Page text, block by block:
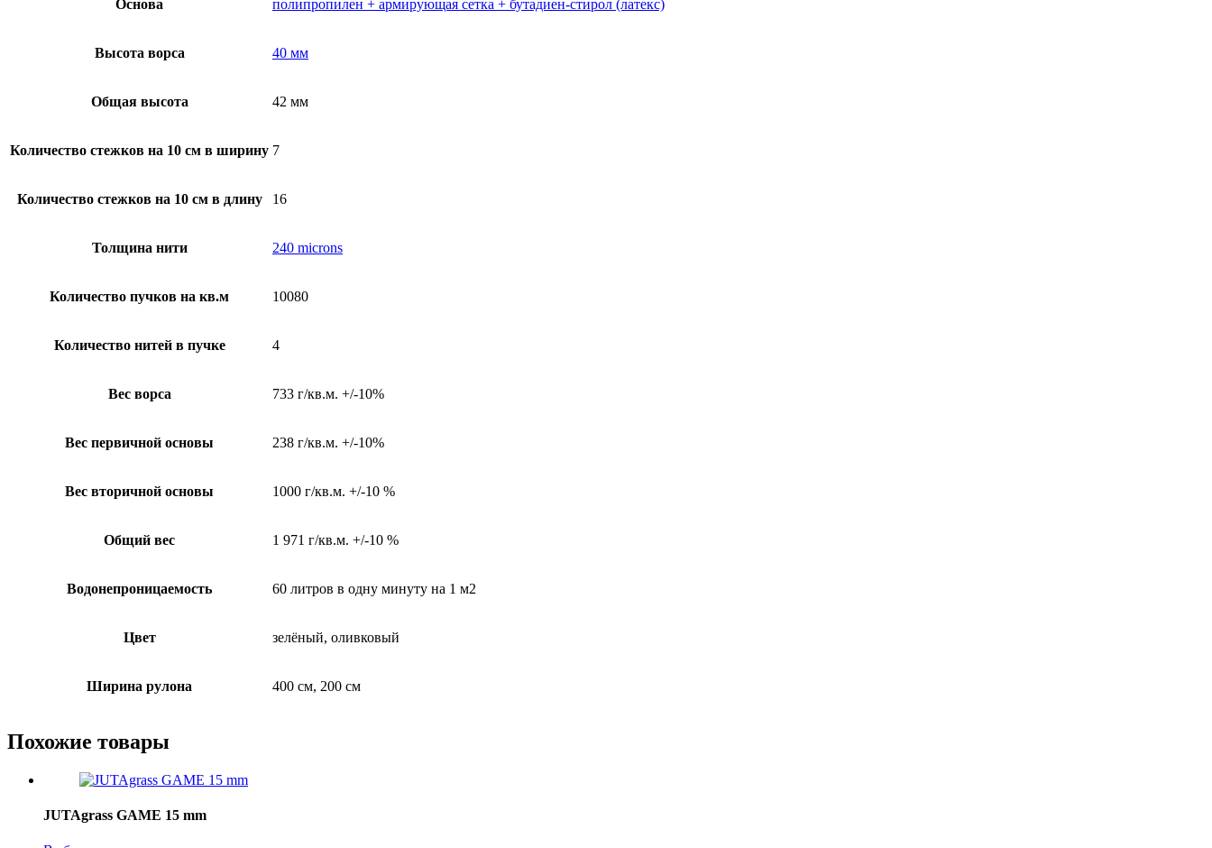
Основа полипропилен + армирующая сетка + бутадиен-стирол (латекс)
Высота ворса 40 мм
Общая высота 42 мм
Количество стежков на 10 см в ширину 7
Количество стежков на 10 см в длину 16
Толщина нити 240 microns
Количество пучков на кв.м 10080
Количество нитей в пучке 4
Вес ворса 733 г/кв.м. +/-10%
Вес первичной основы 238 г/кв.м. +/-10%
Вес вторичной основы 1000 г/кв.м. +/-10 %
Общий вес 1 971 г/кв.м. +/-10 %
Водонепроницаемость 60 литров в одну минуту на 1 м2
Цвет зелёный, оливковый
Ширина рулона 400 см, 200 см
Похожие товары
JUTAgrass GAME 15 mm